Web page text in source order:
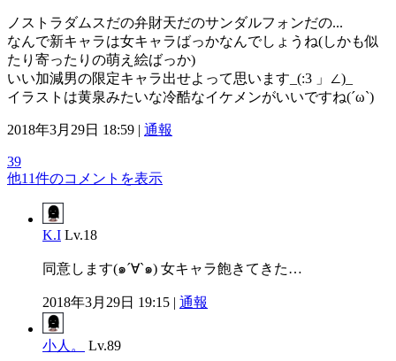
ノストラダムスだの弁財天だのサンダルフォンだの...
なんで新キャラは女キャラばっかなんでしょうね(しかも似
たり寄ったりの萌え絵ばっか)
いい加減男の限定キャラ出せよって思います_(:3 」∠)_
イラストは黄泉みたいな冷酷なイケメンがいいですね(´ω`)
2018年3月29日 18:59 | 通報
39
他11件のコメントを表示
K.I Lv.18
同意します(๑´∀`๑) 女キャラ飽きてきた…
2018年3月29日 19:15 | 通報
小人。 Lv.89